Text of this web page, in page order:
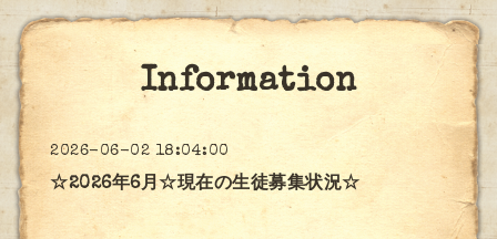
Information
2026-06-02 18:04:00
☆2026年6月☆現在の生徒募集状況☆